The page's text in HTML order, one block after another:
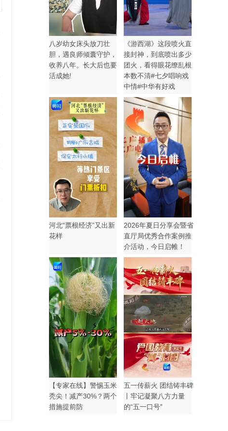
八岁幼女床头放刀壮
胆，遇良师倾囊守护，
收养八年。长大后也要
活成她!
《游西湖》这段喷火直
接封神，到底喷出多少
团火，看得眼花缭乱根
本数不清#七夕唱响戏
中情#中华有好戏
河北“票根经济”又出新
花样
2026年夏日分享会暨省
直厅局优秀合作案例推
介活动，今日启帷！
【专家在线】警惕玉米
秃尖！减产30%？两个
措施提前防
五一传薪火 团结铸丰碑
丨牢记凝聚八方力量
的“五一口号”